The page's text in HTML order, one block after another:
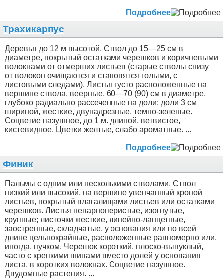
Подробнее
Трахикарпус
Деревья до 12 м высотой. Ствол до 15—25 см в
диаметре, покрытый остатками черешков и коричневыми
волокнами от отмерших листьев (старые стволы снизу
от волокон очищаются и становятся голыми, с
листовыми следами). Листья густо расположенные на
вершине ствола, веерные, 60—70 (90) см в диаметре,
глубоко радиально рассеченные на доли; доли 3 см
шириной, жесткие, двунадрезные, темно-зеленые.
Соцветие пазушное, до 1 м. длиной, ветвистое,
кистевидное. Цветки желтые, слабо ароматные. ...
Подробнее
Финик
Пальмы с одним или несколькими стволами. Ствол
низкий или высокий, на вершине увенчанный кроной
листьев, покрытый влагалищами листьев или остатками
черешков. Листья непарноперистые, изогнутые,
крупные; листочки жесткие, линейно-ланцетные,
заостренные, складчатые, у основания или по всей
длине цельнокрайные, расположенные равномерно или.
иногда, пучком. Черешок короткий, плоско-выпуклый,
часто с крепкими шипами вместо долей у основания
листа, в коротких волокнах. Соцветие пазушное.
Двудомные растения. ...